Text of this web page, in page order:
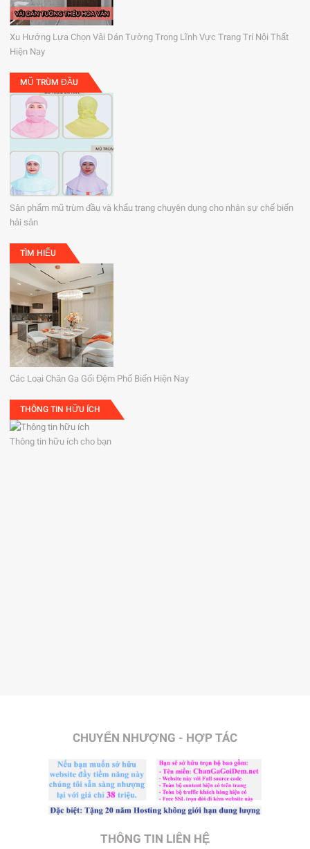
Xu Hướng Lựa Chọn Vải Dán Tường Trong Lĩnh Vực Trang Trí Nội Thất
Hiện Nay
MŨ TRÙM ĐẦU
Sản phẩm mũ trùm đầu và khẩu trang chuyên dụng cho nhân sự chế biến
hải sản
TÌM HIỂU
Các Loại Chăn Ga Gối Đệm Phổ Biến Hiện Nay
THÔNG TIN HỮU ÍCH
Thông tin hữu ích cho bạn
CHUYỂN NHƯỢNG - HỢP TÁC
THÔNG TIN LIÊN HỆ